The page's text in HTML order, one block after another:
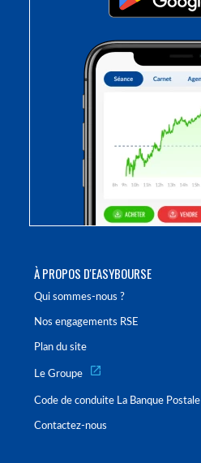
À PROPOS D'EASYBOURSE
Qui sommes-nous ?
Nos engagements RSE
Plan du site
Le Groupe
Code de conduite La Banque Postale
Contactez-nous